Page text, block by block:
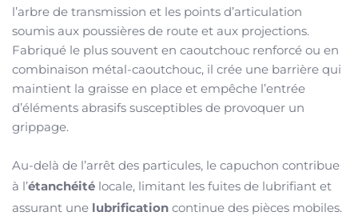
l’arbre de transmission et les points d’articulation
soumis aux poussières de route et aux projections.
Fabriqué le plus souvent en caoutchouc renforcé ou en
combinaison métal-caoutchouc, il crée une barrière qui
maintient la graisse en place et empêche l’entrée
d’éléments abrasifs susceptibles de provoquer un
grippage.
Au-delà de l’arrêt des particules, le capuchon contribue
à l’étanchéité locale, limitant les fuites de lubrifiant et
assurant une lubrification continue des pièces mobiles.